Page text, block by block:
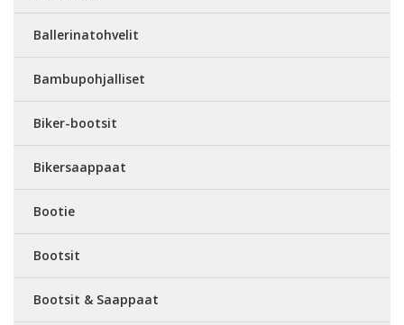
Ballerinatohvelit
Bambupohjalliset
Biker-bootsit
Bikersaappaat
Bootie
Bootsit
Bootsit & Saappaat